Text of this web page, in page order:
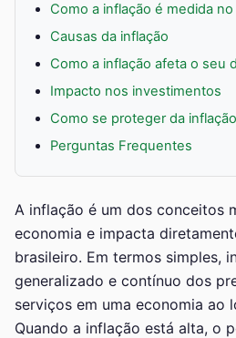
Como a inflação é medida no
Causas da inflação
Como a inflação afeta o seu
Impacto nos investimentos
Como se proteger da inflação
Perguntas Frequentes
A inflação é um dos conceitos
economia e impacta
brasileiro. Em termos simples,
generalizado e contínuo dos
serviços em uma economia ao
Quando a inflação está alta, o